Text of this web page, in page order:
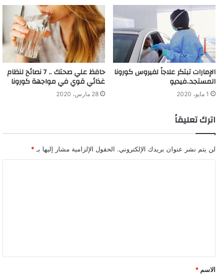
الإمارات تبتكر علاجاً لفيروس كورونا
المستجد..فيديو
1 مايو، 2020
حافظ علي صحتك .. 7 نصائح لنظام
غذائي قوي في مواجهة كورونا
28 مارس، 2020
اترك تعليقاً
لن يتم نشر عنوان بريدك الإلكتروني. الحقول الإلزامية مشار إليها بـ *
الاسم *